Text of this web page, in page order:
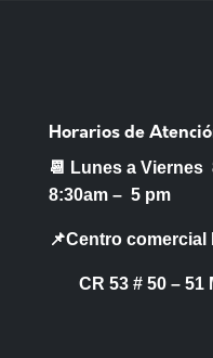
Horarios de
📆 Lunes a
8:30am – 5 pm
📌Centro comercial
CR 53 # 50 – 51